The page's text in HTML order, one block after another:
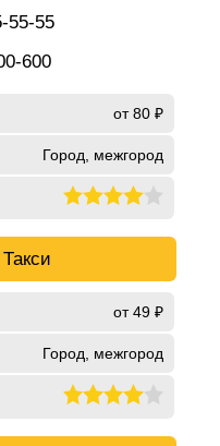
55-55
600
от 80 ₽
Город, межгород
от 49 ₽
Город, межгород